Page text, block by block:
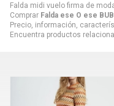
Falda midi vuelo firma de
Comprar Falda ese O ese
Precio, información,
Encuentra productos